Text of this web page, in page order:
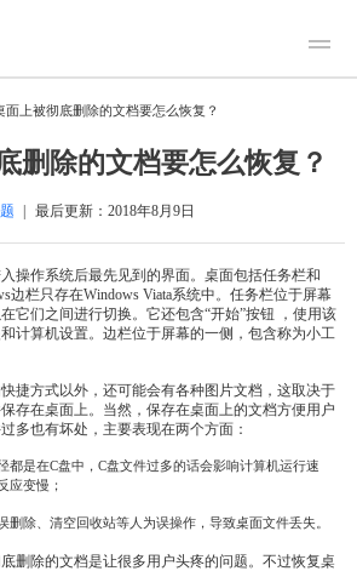
面上被彻底删除的文档要怎么恢复？
删除的文档要怎么恢复？
最后更新： 2018年8月9日
操作系统后最先见到的界面。桌面包括任务栏和
边栏只存在Windows Viata系统中。任务栏位于屏幕
它们之间进行切换。它还包含“开始”按钮 ，使用该
计算机设置。边栏位于屏幕的一侧，包含称为小工
捷方式以外，还可能会有各种图片文档，这取决于
存在桌面上。当然，保存在桌面上的文档方便用户
多也有坏处，主要表现在两个方面：
都是在C盘中，C盘文件过多的话会影响计算机运行速
应变慢；
删除、清空回收站等人为误操作，导致桌面文件丢失。
删除的文档是让很多用户头疼的问题。不过恢复桌